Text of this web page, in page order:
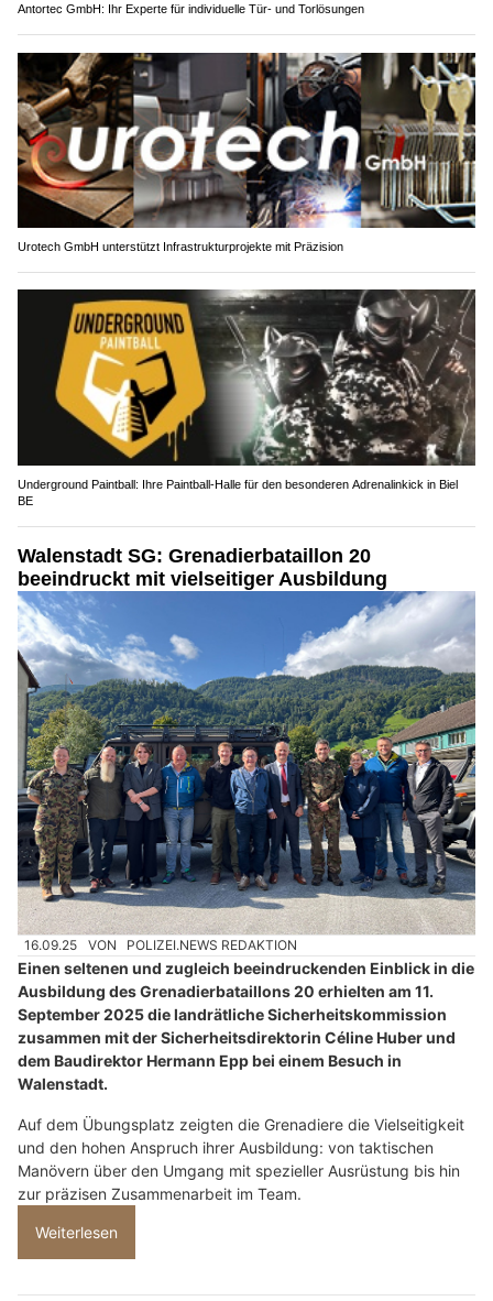
Antortec GmbH: Ihr Experte für individuelle Tür- und Torlösungen
Urotech GmbH unterstützt Infrastrukturprojekte mit Präzision
Underground Paintball: Ihre Paintball-Halle für den besonderen Adrenalinkick in Biel
BE
Walenstadt SG: Grenadierbataillon 20
beeindruckt mit vielseitiger Ausbildung
16.09.25 VON POLIZEI.NEWS REDAKTION
Einen seltenen und zugleich beeindruckenden Einblick in die
Ausbildung des Grenadierbataillons 20 erhielten am 11.
September 2025 die landrätliche Sicherheitskommission
zusammen mit der Sicherheitsdirektorin Céline Huber und
dem Baudirektor Hermann Epp bei einem Besuch in
Walenstadt.
Auf dem Übungsplatz zeigten die Grenadiere die Vielseitigkeit
und den hohen Anspruch ihrer Ausbildung: von taktischen
Manövern über den Umgang mit spezieller Ausrüstung bis hin
zur präzisen Zusammenarbeit im Team.
Weiterlesen